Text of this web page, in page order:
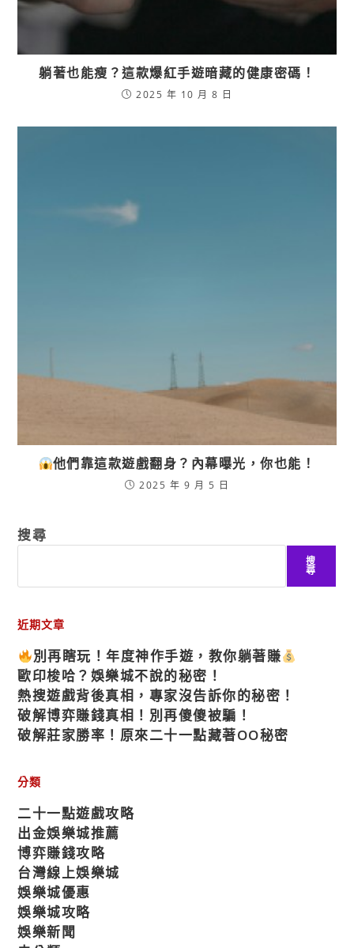
躺著也能瘦？這款爆紅手遊暗藏的健康密碼！
2025 年 10 月 8 日
他們靠這款遊戲翻身？內幕曝光，你也能！
2025 年 9 月 5 日
搜尋
搜
尋
近期文章
別再瞎玩！年度神作手遊，教你躺著賺
歐印梭哈？娛樂城不說的秘密！
熱搜遊戲背後真相，專家沒告訴你的秘密！
破解博弈賺錢真相！別再傻傻被騙！
破解莊家勝率！原來二十一點藏著OO秘密
分類
二十一點遊戲攻略
出金娛樂城推薦
博弈賺錢攻略
台灣線上娛樂城
娛樂城優惠
娛樂城攻略
娛樂新聞